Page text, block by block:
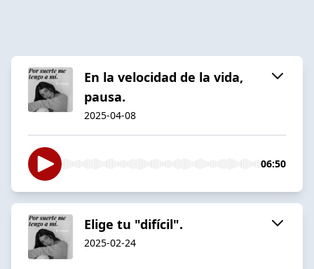
En la velocidad de la vida,
pausa.
2025-04-08
06:50
Elige tu "difícil".
2025-02-24